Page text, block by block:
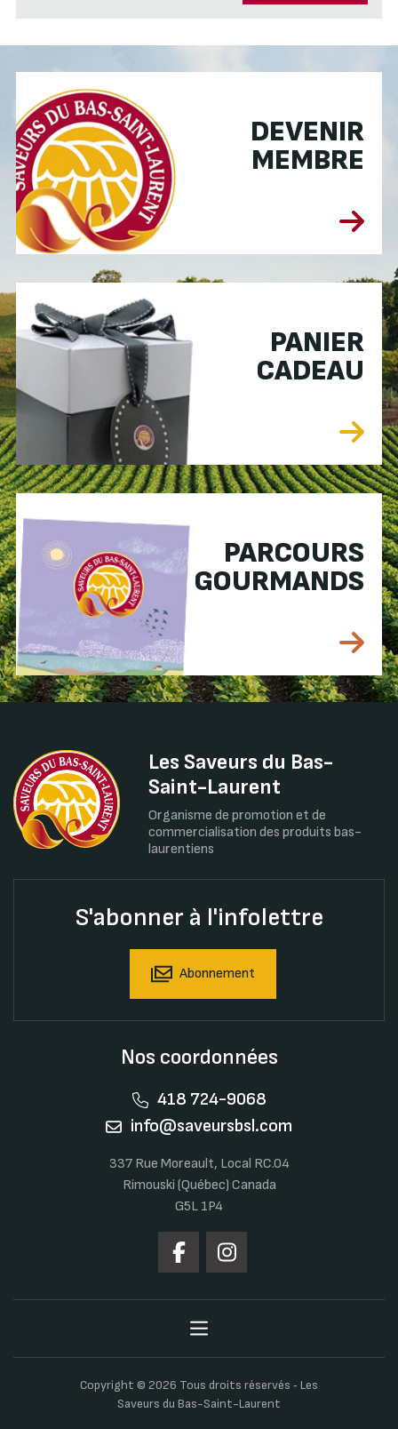
DEVENIR
MEMBRE
PANIER
CADEAU
PARCOURS
GOURMANDS
Les Saveurs du Bas-
Saint-Laurent
Organisme de promotion et de
commercialisation des produits bas-
laurentiens
S'abonner à l'infolettre
Abonnement
Nos coordonnées
418 724-9068
info@saveursbsl.com
337 Rue Moreault, Local RC.04
Rimouski (Québec) Canada
G5L 1P4
Copyright © 2026 Tous droits réservés ‐ Les
Saveurs du Bas-Saint-Laurent